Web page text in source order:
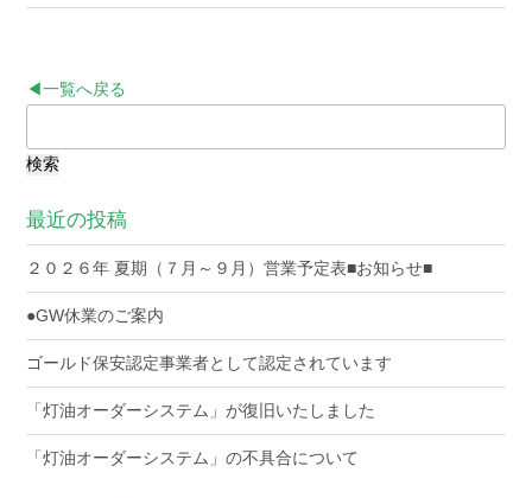
◀一覧へ戻る
索:
最近の投稿
２０２６年 夏期（７月～９月）営業予定表■お知らせ■
●GW休業のご案内
ゴールド保安認定事業者として認定されています
「灯油オーダーシステム」が復旧いたしました
「灯油オーダーシステム」の不具合について